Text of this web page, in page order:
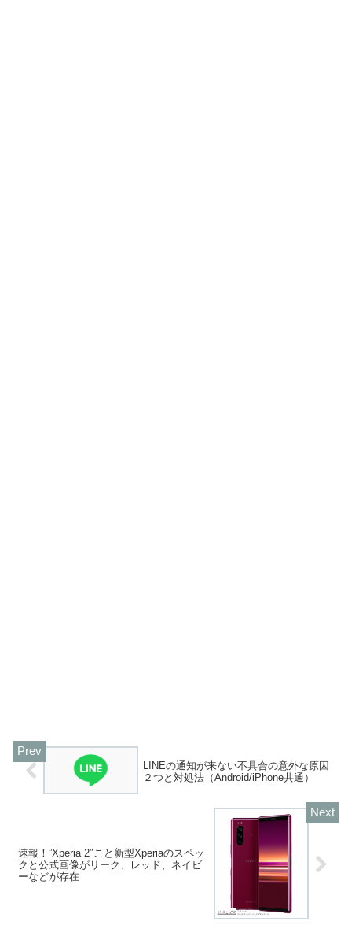
LINEの通知が来ない不具合の意外な原因
２つと対処法（Android/iPhone共通）
速報！”Xperia 2″こと新型Xperiaのスペッ
クと公式画像がリーク、レッド、ネイビ
ーなどが存在